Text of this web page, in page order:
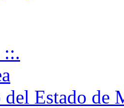
::.
Estado de